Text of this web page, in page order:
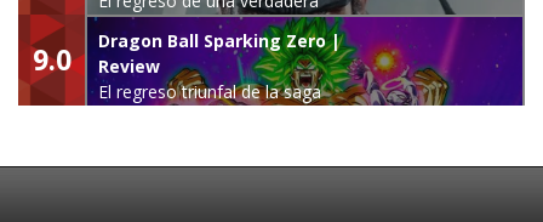
leyenda
9.0
Dragon Ball Sparking Zero |
Review
El regreso triunfal de la saga